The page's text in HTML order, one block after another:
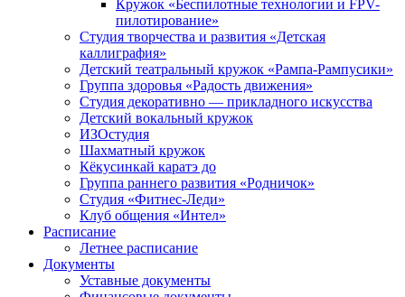
Кружок «Беспилотные технологии и FPV-
пилотирование»
Студия творчества и развития «Детская
каллиграфия»
Детский театральный кружок «Рампа-Рампусики»
Группа здоровья «Радость движения»
Студия декоративно — прикладного искусства
Детский вокальный кружок
ИЗОстудия
Шахматный кружок
Кёкусинкай каратэ до
Группа раннего развития «Родничок»
Cтудия «Фитнес-Леди»
Клуб общения «Интел»
Расписание
Летнее расписание
Документы
Уставные документы